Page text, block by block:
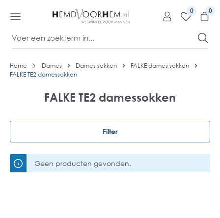
0
Home Dames Dames sokken
FALKE dames sokken
FALKE TE2 damessokken
FALKE TE2 damessokken
Filter
Geen producten gevonden.